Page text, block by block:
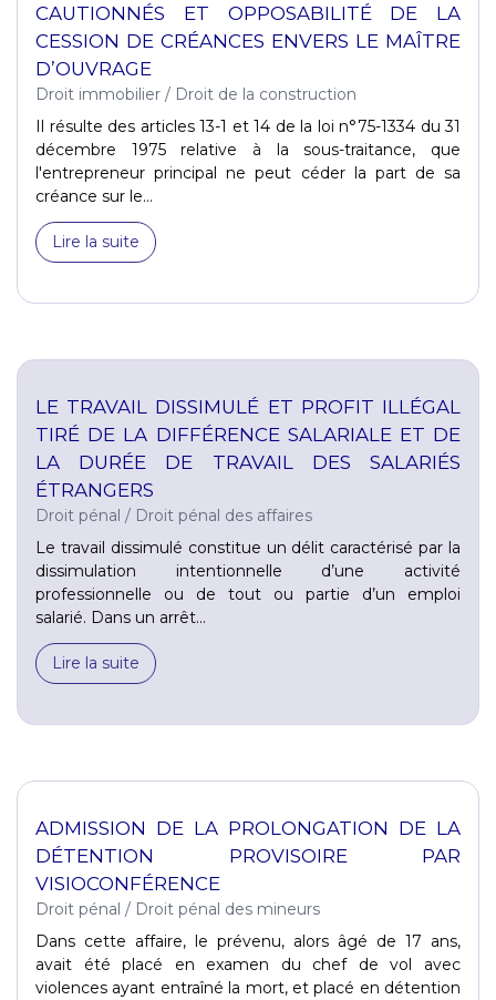
CAUTIONNÉS ET OPPOSABILITÉ DE LA
CESSION DE CRÉANCES ENVERS LE MAÎTRE
D’OUVRAGE
Droit immobilier / Droit de la construction
Il résulte des articles 13-1 et 14 de la loi n°75-1334 du 31
décembre 1975 relative à la sous-traitance, que
l'entrepreneur principal ne peut céder la part de sa
créance sur le...
Lire la suite
LE TRAVAIL DISSIMULÉ ET PROFIT ILLÉGAL
TIRÉ DE LA DIFFÉRENCE SALARIALE ET DE
LA DURÉE DE TRAVAIL DES SALARIÉS
ÉTRANGERS
Droit pénal / Droit pénal des affaires
Le travail dissimulé constitue un délit caractérisé par la
dissimulation intentionnelle d’une activité
professionnelle ou de tout ou partie d’un emploi
salarié. Dans un arrêt...
Lire la suite
ADMISSION DE LA PROLONGATION DE LA
DÉTENTION PROVISOIRE PAR
VISIOCONFÉRENCE
Droit pénal / Droit pénal des mineurs
Dans cette affaire, le prévenu, alors âgé de 17 ans,
avait été placé en examen du chef de vol avec
violences ayant entraîné la mort, et placé en détention